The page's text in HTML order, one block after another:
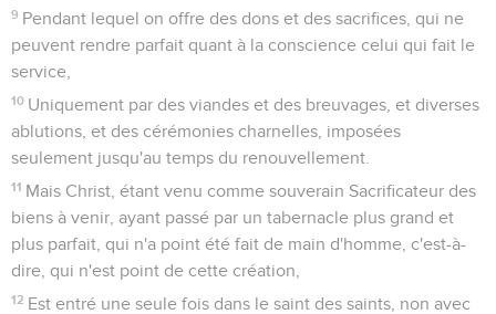
9 Pendant lequel on offre des dons et des sacrifices, qui ne
peuvent rendre parfait quant à la conscience celui qui fait le
service,
10 Uniquement par des viandes et des breuvages, et diverses
ablutions, et des cérémonies charnelles, imposées
seulement jusqu'au temps du renouvellement.
11 Mais Christ, étant venu comme souverain Sacrificateur des
biens à venir, ayant passé par un tabernacle plus grand et
plus parfait, qui n'a point été fait de main d'homme, c'est-à-
dire, qui n'est point de cette création,
12 Est entré une seule fois dans le saint des saints, non avec